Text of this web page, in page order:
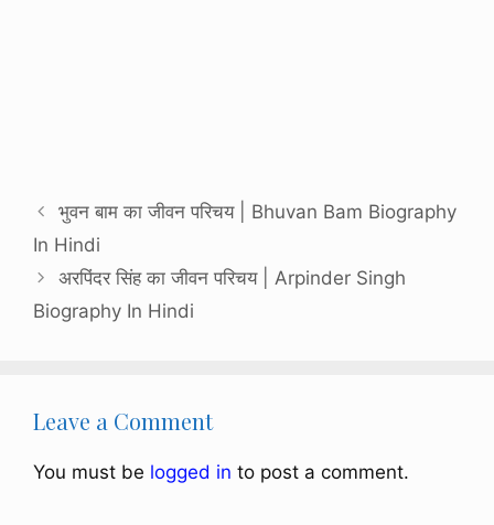
भुवन बाम का जीवन परिचय | Bhuvan Bam Biography
In Hindi
अरपिंदर सिंह का जीवन परिचय | Arpinder Singh
Biography In Hindi
Leave a Comment
You must be logged in to post a comment.